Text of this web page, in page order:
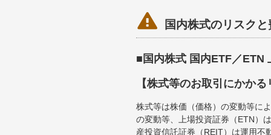
 国内株式のリスク
■国内株式 国内ETF／ETN
【株式等のお取引にかか
株式等は株価（価格）の変動等に
の変動等、上場投資証券（ETN）
産投資信託証券（REIT）は運用不